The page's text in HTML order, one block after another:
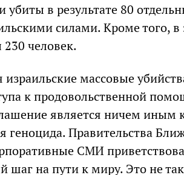
убиты в результате 80
силами. Кроме того, в
человек.
массовые
к продовольственной
является ничем иным
геноцида. Правительства
СМИ
шаг на пути к миру. Это не